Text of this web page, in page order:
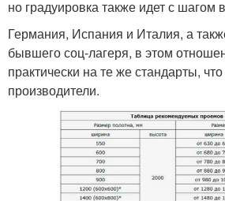
но градуировка также идет с шагом
Германия, Испания и Италия, а
бывшего соц-лагеря, в этом
практически на те же стандарты,
производители.